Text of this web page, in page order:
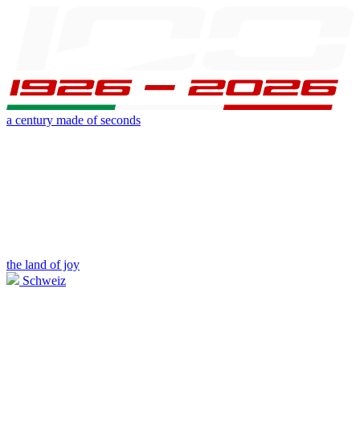
a century made of seconds
the land of joy
Schweiz